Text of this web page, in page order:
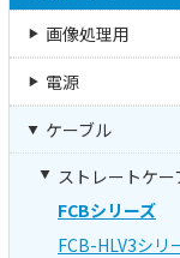
画像処理用
電源
ケーブル
ストレートケー
FCBシリーズ
FCB-HLV3シリ